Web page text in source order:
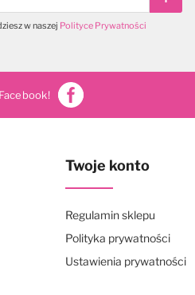
w naszej Polityce Prywatności
Twoje konto
Regulamin sklepu
Polityka prywatności
Ustawienia prywatności